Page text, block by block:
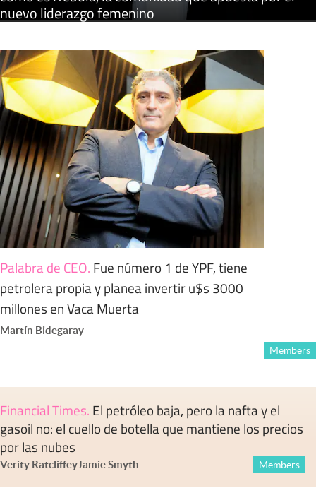
nuevo liderazgo femenino
Palabra de CEO. Fue número 1 de YPF, tiene
petrolera propia y planea invertir u$s 3000
millones en Vaca Muerta
Martín Bidegaray
Members
Financial Times. El petróleo baja, pero la nafta y el
gasoil no: el cuello de botella que mantiene los precios
por las nubes
Verity RatcliffeyJamie Smyth Members